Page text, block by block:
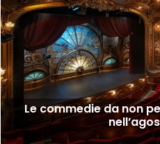
Le commedie da non